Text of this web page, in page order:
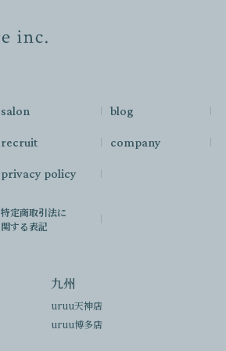
salon blog
recruit company
privacy policy
特定商取引法に
関する表記
九州
uruu天神店
uruu博多店